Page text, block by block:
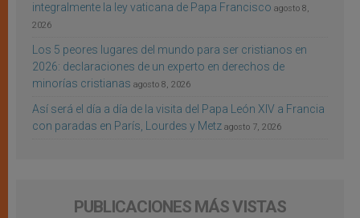
integralmente la ley vaticana de Papa Francisco agosto 8,
2026
Los 5 peores lugares del mundo para ser cristianos en
2026: declaraciones de un experto en derechos de
minorías cristianas agosto 8, 2026
Así será el día a día de la visita del Papa León XIV a Francia
con paradas en París, Lourdes y Metz agosto 7, 2026
PUBLICACIONES MÁS VISTAS